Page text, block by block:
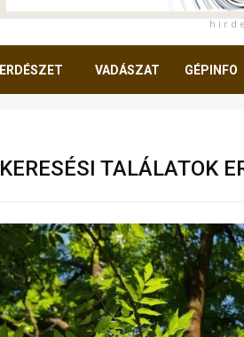
h i r d
ERDÉSZET VADÁSZAT GÉPINFO
KERESÉSI TALÁLATOK